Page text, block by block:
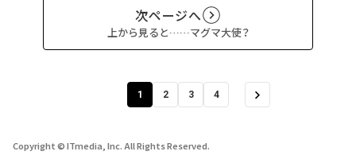
次ページへ
上から見ると……マグマ大使？
1 2 3 4
Copyright © ITmedia, Inc. All Rights Reserved.